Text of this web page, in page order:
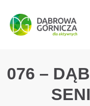
PRZEJDŹ DO
PRZEJDŹ DO
PRZEJDŹ DO
076 –